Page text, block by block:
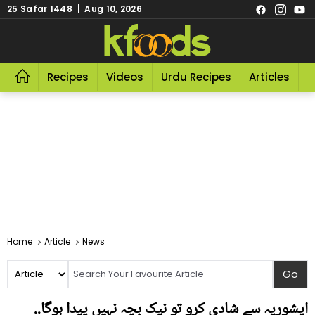
25 Safar 1448 | Aug 10, 2026
Recipes Videos Urdu Recipes Articles
Home Article News
ایشوریہ سے شادی کرو تو نیک بچہ نہیں پیدا ہوگا..